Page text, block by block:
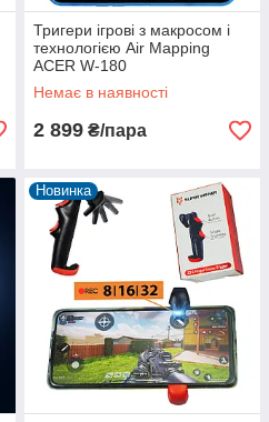
Тригери ігрові з макросом і
технологією Air Mapping
ACER W-180
Pubg/CODm/Sandoff 2
Немає в наявності
2 899 ₴/пара
Новинка